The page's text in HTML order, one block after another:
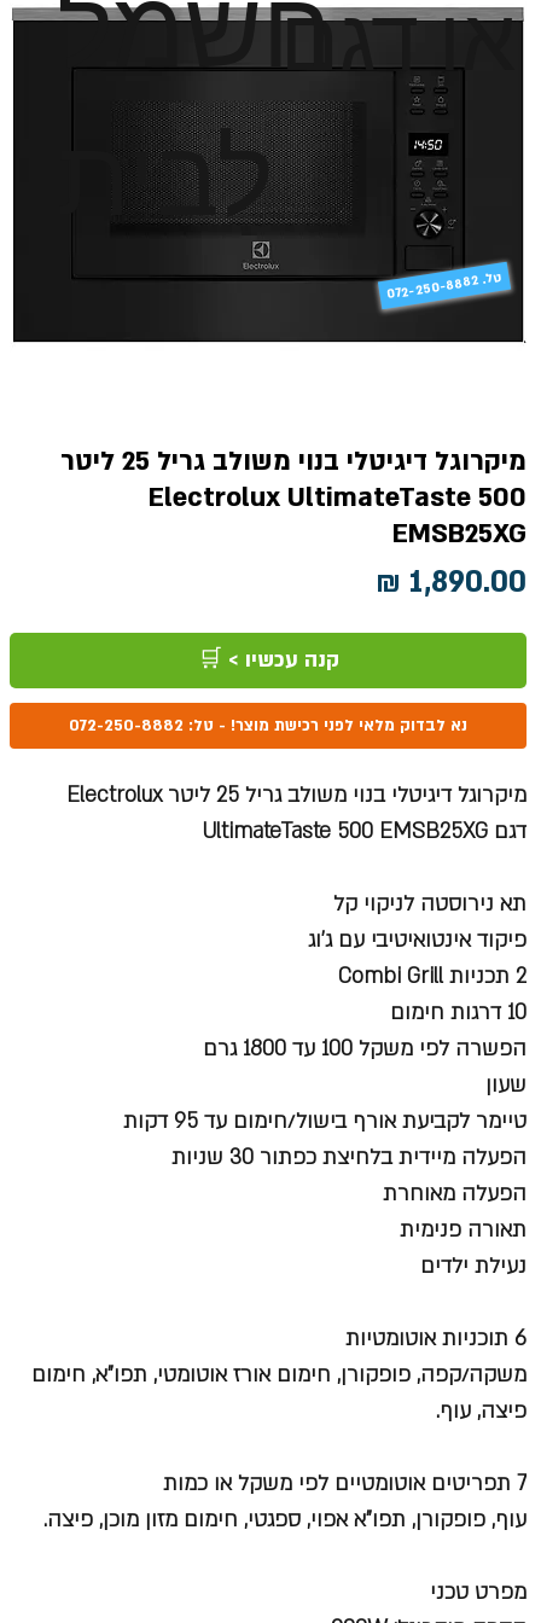
או דגם
לבית
מיקרוגל דיגיטלי בנוי משולב גריל 25 ליטר
Electrolux UltimateTaste 500
EMSB25XG
קנה עכשיו > 🛒
נא לבדוק מלאי לפני רכישת מוצר! - טל: 072-250-8882
מיקרוגל דיגיטלי בנוי משולב גריל 25 ליטר Electrolux
דגם UltimateTaste 500 EMSB25XG
תא נירוסטה לניקוי קל
פיקוד אינטואיטיבי עם ג'וג
2 תכניות Combi Grill
10 דרגות חימום
הפשרה לפי משקל 100 עד 1800 גרם
שעון
טיימר לקביעת אורף בישול/חימום עד 95 דקות
הפעלה מיידית בלחיצת כפתור 30 שניות
הפעלה מאוחרת
תאורה פנימית
נעילת ילדים
6 תוכניות אוטומטיות
משקה/קפה, פופקורן, חימום אורז אוטומטי, תפו"א, חימום
פיצה, עוף.
7 תפריטים אוטומטיים לפי משקל או כמות
עוף, פופקורן, תפו"א אפוי, ספגטי, חימום מזון מוכן, פיצה.
מפרט טכני
072-250-8882 .טל